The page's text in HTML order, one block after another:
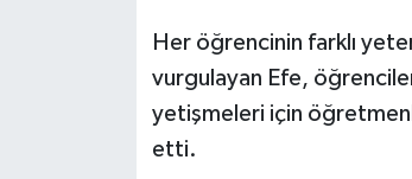
Her öğrencinin farklı
vurgulayan Efe,
yetişmeleri için
etti.